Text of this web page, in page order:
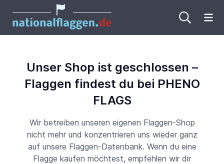
Unser Shop ist geschlossen –
Flaggen findest du bei PHENO
FLAGS
Wir betreiben unseren eigenen Flaggen-Shop
nicht mehr und konzentrieren uns wieder ganz
auf unsere Flaggen-Datenbank. Wenn du eine
Flagge kaufen möchtest, empfehlen wir dir